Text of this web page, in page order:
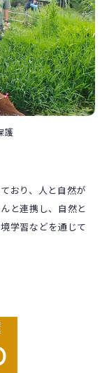
護
おり、人と自然が
と連携し、自然と
学習などを通じて